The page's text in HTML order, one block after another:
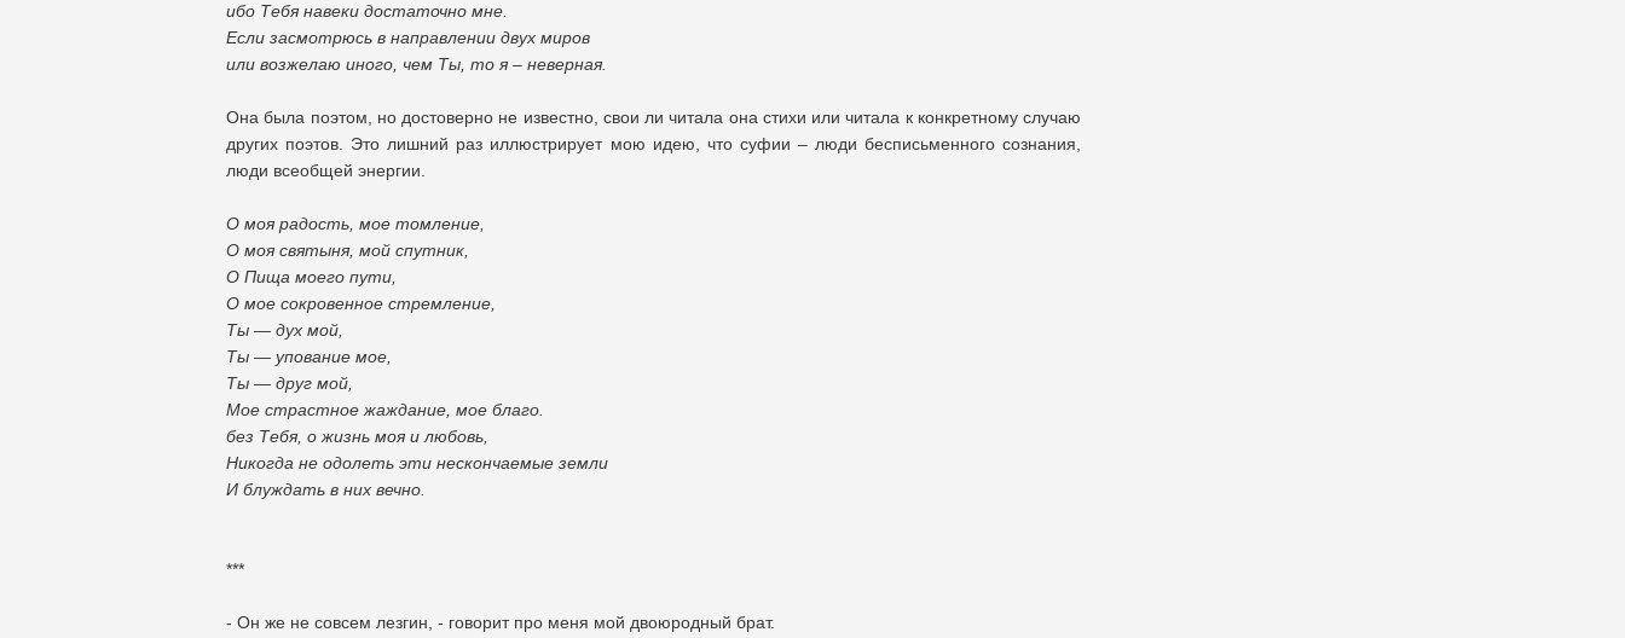
ибо Тебя навеки достаточно мне.
Если засмотрюсь в направлении двух миров
или возжелаю иного, чем Ты, то я – неверная.
Она была поэтом, но достоверно не известно, свои ли читала она стихи или читала к конкретному случаю
других поэтов. Это лишний раз иллюстрирует мою идею, что суфии – люди бесписьменного сознания,
люди всеобщей энергии.
О моя радость, мое томление,
О моя святыня, мой спутник,
О Пища моего пути,
О мое сокровенное стремление,
Ты — дух мой,
Ты — упование мое,
Ты — друг мой,
Мое страстное жаждание, мое благо.
без Тебя, о жизнь моя и любовь,
Никогда не одолеть эти нескончаемые земли
И блуждать в них вечно.
***
- Он же не совсем лезгин, - говорит про меня мой двоюродный брат.